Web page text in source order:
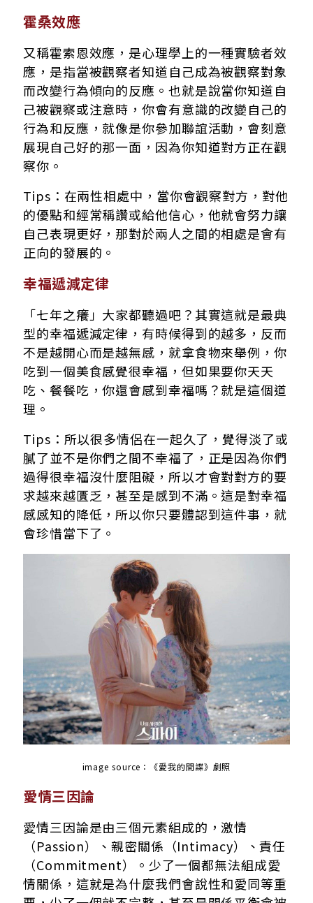
霍桑效應
又稱霍索恩效應，是心理學上的一種實驗者效
應，是指當被觀察者知道自己成為被觀察對象
而改變行為傾向的反應。也就是說當你知道自
己被觀察或注意時，你會有意識的改變自己的
行為和反應，就像是你參加聯誼活動，會刻意
展現自己好的那一面，因為你知道對方正在觀
察你。
Tips：在兩性相處中，當你會觀察對方，對他
的優點和經常稱讚或給他信心，他就會努力讓
自己表現更好，那對於兩人之間的相處是會有
正向的發展的。
幸福遞減定律
「七年之癢」大家都聽過吧？其實這就是最典
型的幸福遞減定律，有時候得到的越多，反而
不是越開心而是越無感，就拿食物來舉例，你
吃到一個美食感覺很幸福，但如果要你天天
吃、餐餐吃，你還會感到幸福嗎？就是這個道
理。
Tips：所以很多情侶在一起久了，覺得淡了或
膩了並不是你們之間不幸福了，正是因為你們
過得很幸福沒什麼阻礙，所以才會對對方的要
求越來越匱乏，甚至是感到不滿。這是對幸福
感感知的降低，所以你只要體認到這件事，就
會珍惜當下了。
image source： 《愛我的間諜》劇照
愛情三因論
愛情三因論是由三個元素組成的，激情
（Passion）、親密關係（Intimacy）、責任
（Commitment）。少了一個都無法組成愛
情關係，這就是為什麼我們會說性和愛同等重